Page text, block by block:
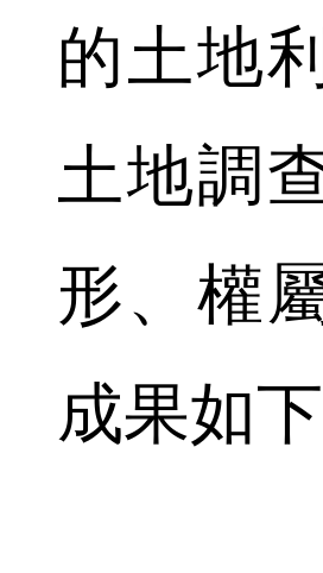
的土地
土地調
形、權
成果如下